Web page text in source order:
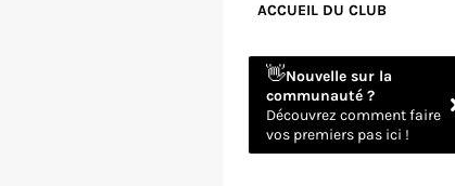
ACCUEIL DU CLUB
👋Nouvelle sur la
communauté ?
Découvrez comment faire
vos premiers pas ici !